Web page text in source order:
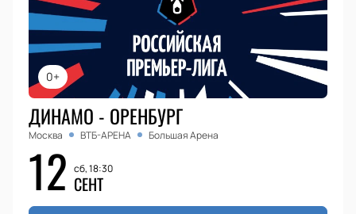
0+
ДИНАМО - ОРЕНБУРГ
Москва ВТБ-АРЕНА Большая Арена
12 сб, 18:30
СЕНТ